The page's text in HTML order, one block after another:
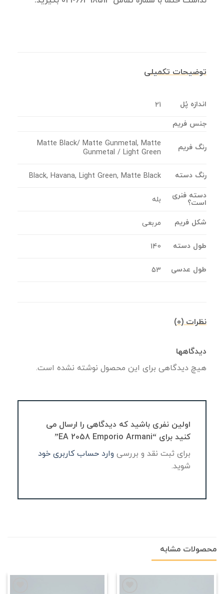
توضیحات تکمیلی
اندازه پُل
21
جنس فریم
رنگ فریم
Matte Black/ Matte Gunmetal, Matte
Gunmetal / Light Green
رنگ دسته
Black, Havana, Light Green, Matte Black
دسته فنری
است؟ بله
شکل فریم مربعی
طول دسته 140
طول عدسی 53
نظرات (0)
دیدگاهها
هیچ دیدگاهی برای این محصول نوشته نشده است.
اولین نفری باشید که دیدگاهی را ارسال می
کنید برای “EA 2058 Emporio Armani”
برای ثبت نقد و بررسی وارد حساب کاربری خود
شوید.
محصولات مشابه